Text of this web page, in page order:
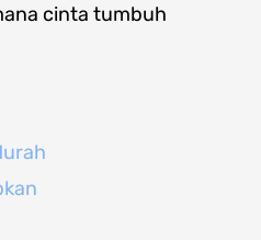
cinta tumbuh